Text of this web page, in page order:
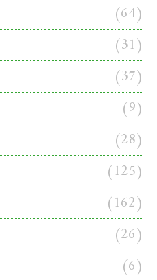
(64)
(31)
(37)
(9)
(28)
(125)
(162)
(26)
(6)